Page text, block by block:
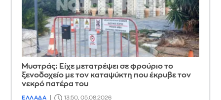
Mυστράς: Είχε μετατρέψει σε φρούριο το
ξενοδοχείο με τον καταψύκτη που έκρυβε τον
νεκρό πατέρα του
ΕΛΛΑΔΑ 13:50, 05.08.2026